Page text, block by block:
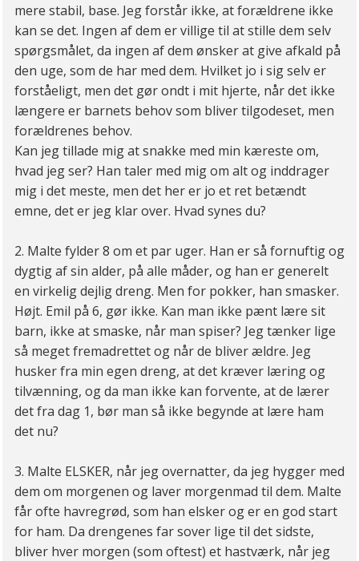
mere stabil, base. Jeg forstår ikke, at forældrene ikke
kan se det. Ingen af dem er villige til at stille dem selv
spørgsmålet, da ingen af dem ønsker at give afkald på
den uge, som de har med dem. Hvilket jo i sig selv er
forståeligt, men det gør ondt i mit hjerte, når det ikke
længere er barnets behov som bliver tilgodeset, men
forældrenes behov.
Kan jeg tillade mig at snakke med min kæreste om,
hvad jeg ser? Han taler med mig om alt og inddrager
mig i det meste, men det her er jo et ret betændt
emne, det er jeg klar over. Hvad synes du?
2. Malte fylder 8 om et par uger. Han er så fornuftig og
dygtig af sin alder, på alle måder, og han er generelt
en virkelig dejlig dreng. Men for pokker, han smasker.
Højt. Emil på 6, gør ikke. Kan man ikke pænt lære sit
barn, ikke at smaske, når man spiser? Jeg tænker lige
så meget fremadrettet og når de bliver ældre. Jeg
husker fra min egen dreng, at det kræver læring og
tilvænning, og da man ikke kan forvente, at de lærer
det fra dag 1, bør man så ikke begynde at lære ham
det nu?
3. Malte ELSKER, når jeg overnatter, da jeg hygger med
dem om morgenen og laver morgenmad til dem. Malte
får ofte havregrød, som han elsker og er en god start
for ham. Da drengenes far sover lige til det sidste,
bliver hver morgen (som oftest) et hastværk, når jeg